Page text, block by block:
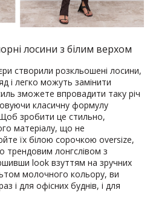
лосини з білим верхом
створили розкльошені лосини,
і легко можуть замінити
зможете впровадити таку річ
класичну формулу
зробити це стильно,
матеріалу, що не
їх білою сорочкою oversize,
лонгслівом з
look взуттям на зручних
молочного кольору, ви
і для офісних буднів, і для